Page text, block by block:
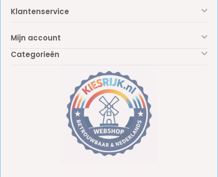
Klantenservice
Mijn account
Categorieën